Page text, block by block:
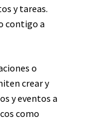
y tareas.
contigo a
o
crear y
y eventos a
como